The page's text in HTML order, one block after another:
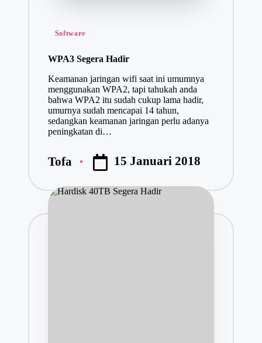
Posted
Software
WPA3 Segera Hadir
Keamanan jaringan wifi saat ini umumnya
menggunakan WPA2, tapi tahukah anda
bahwa WPA2 itu sudah cukup lama hadir,
umurnya sudah mencapai 14 tahun,
sedangkan keamanan jaringan perlu adanya
peningkatan di…
Posted
Tofa 15 Januari 2018